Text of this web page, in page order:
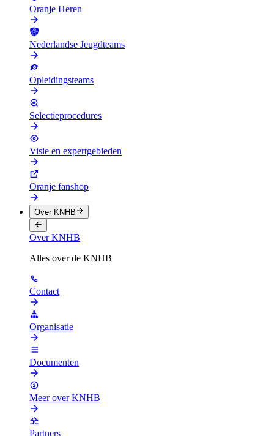
Oranje Heren
Nederlandse Jeugdteams
Opleidingsteams
Selectieprocedures
Visie en expertgebieden
Oranje fanshop
Over KNHB
Over KNHB
Alles over de KNHB
Contact
Organisatie
Documenten
Meer over KNHB
Partners